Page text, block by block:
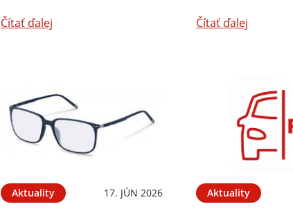
Čítať ďalej Čítať ďalej
Aktuality 17. JÚN 2026 Aktuality